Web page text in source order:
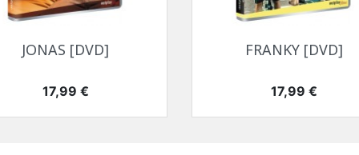
Aperçu rapide
JONAS [DVD]
Prix
17,99 €
Aperçu rapide
FRANKY [DVD]
Prix
17,99 €